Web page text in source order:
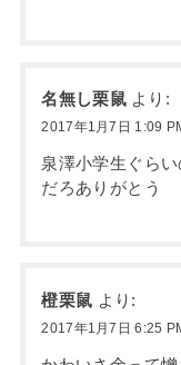
名無し栗鼠 より:
2017年1月7日 1:09
泉澤小学生ぐら
だろありがとう
橙栗鼠 より:
2017年1月7日 6:25